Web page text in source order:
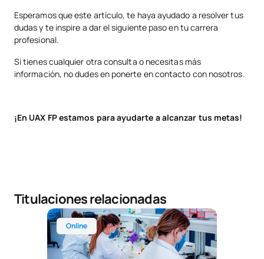
Esperamos que este artículo, te haya ayudado a resolver tus
dudas y te inspire a dar el siguiente paso en tu carrera
profesional.
Si tienes cualquier otra consulta o necesitas más
información, no dudes en ponerte en contacto con nosotros.
¡En UAX FP estamos para ayudarte a alcanzar tus metas!
Titulaciones relacionadas
Online
Técnico Superior Online en Laboratorio Clínico y